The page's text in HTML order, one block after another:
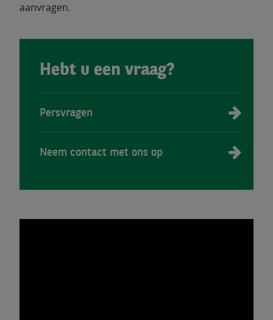
aanvragen.
Hebt u een vraag?
Persvragen
Neem contact met ons op